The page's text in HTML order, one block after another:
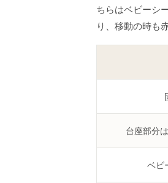
ちらはベビーシ
り、移動の時も
台座部分
ベビ